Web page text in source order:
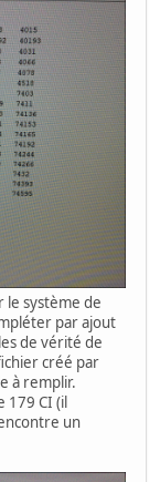
le système de
par ajout
de vérité de
créé par
à remplir.
179 CI (il
un